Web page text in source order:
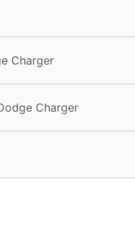
Charger
Charger